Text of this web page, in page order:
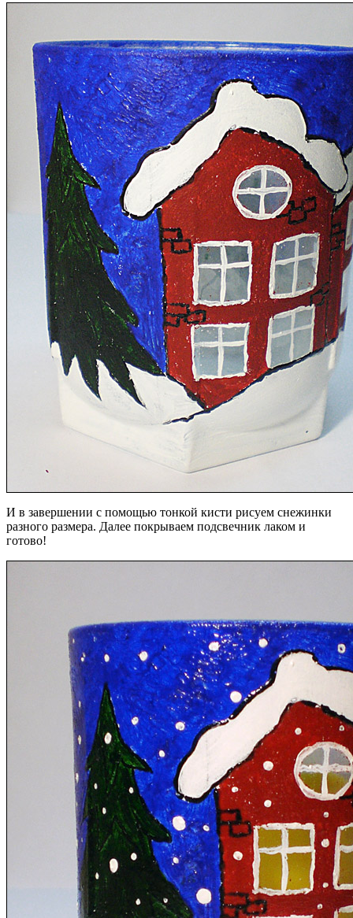
И в завершении с помощью тонкой кисти рисуем снежинки
разного размера. Далее покрываем подсвечник лаком и
готово!